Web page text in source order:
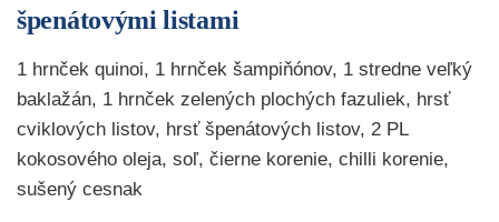
špenátovými listami
1 hrnček quinoi, 1 hrnček šampiňónov, 1 stredne veľký
baklažán, 1 hrnček zelených plochých fazuliek, hrsť
cviklových listov, hrsť špenátových listov, 2 PL
kokosového oleja, soľ, čierne korenie, chilli korenie,
sušený cesnak